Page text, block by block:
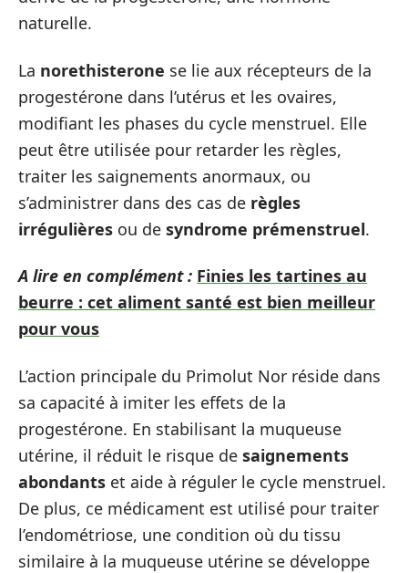
naturelle.
La norethisterone se lie aux récepteurs de la
progestérone dans l’utérus et les ovaires,
modifiant les phases du cycle menstruel. Elle
peut être utilisée pour retarder les règles,
traiter les saignements anormaux, ou
s’administrer dans des cas de règles
irrégulières ou de syndrome prémenstruel.
A lire en complément : Finies les tartines au
beurre : cet aliment santé est bien meilleur
pour vous
L’action principale du Primolut Nor réside dans
sa capacité à imiter les effets de la
progestérone. En stabilisant la muqueuse
utérine, il réduit le risque de saignements
abondants et aide à réguler le cycle menstruel.
De plus, ce médicament est utilisé pour traiter
l’endométriose, une condition où du tissu
similaire à la muqueuse utérine se développe